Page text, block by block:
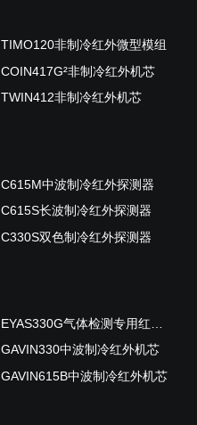
TIMO120非制冷红外微型模组
COIN417G²非制冷红外机芯
TWIN412非制冷红外机芯
C615M中波制冷红外探测器
C615S长波制冷红外探测器
C330S双色制冷红外探测器
GAVIN330中波制冷红外机芯
GAVIN615B中波制冷红外机芯